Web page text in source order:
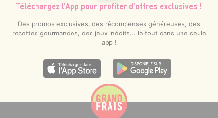
Téléchargez l’App pour profiter d’offres exclusives !
Des promos exclusives, des récompenses généreuses, des
recettes gourmandes, des jeux inédits... le tout dans une seule
app !